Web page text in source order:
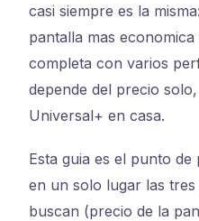
casi siempre es la
pantalla mas
completa con varios
depende del precio
Universal+ en casa.
Esta guia es el punto de
en un solo lugar las tres
buscan (precio de la